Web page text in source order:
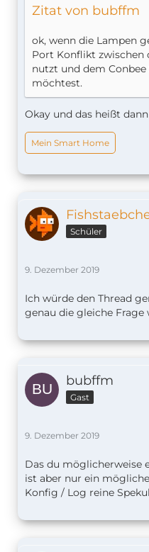
Zitat von bubffm
ok, wenn die Lampen
Port Konflikt zwischen
nutzt und dem
möchtest.
Okay und das heißt
Mein Smart Home
Schüler
9. Dezember 2019
Ich würde den Thread
genau die gleiche Frage
bubffm
Gast
9. Dezember 2019
Das du möglicherweise
ist aber nur ein
Konfig / Log reine